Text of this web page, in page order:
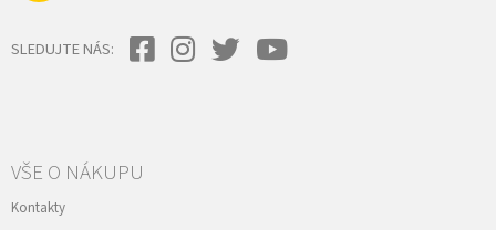
SLEDUJTE NÁS:
VŠE O NÁKUPU
Kontakty